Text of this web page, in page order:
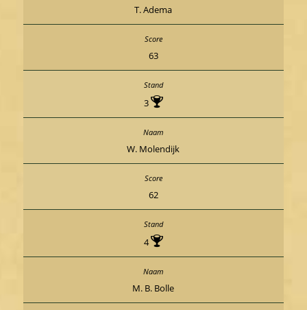
T. Adema
63
3
W. Molendijk
62
4
M. B. Bolle